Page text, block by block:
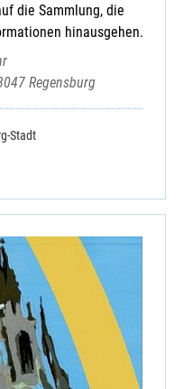
die Sammlung, die
hinausgehen.
Regensburg
Stadt